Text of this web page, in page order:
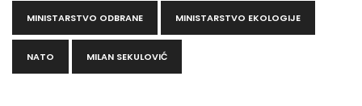
MINISTARSTVO ODBRANE MINISTARSTVO EKOLOGIJE
NATO MILAN SEKULOVIĆ